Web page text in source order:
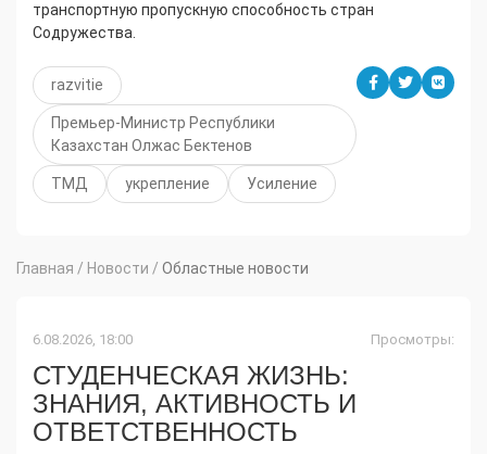
транспортную пропускную способность стран
Содружества.
razvitie
Премьер-Министр Республики
Казахстан Олжас Бектенов
ТМД укрепление Усиление
Главная / Новости / Областные новости
6.08.2026, 18:00 Просмотры:
СТУДЕНЧЕСКАЯ ЖИЗНЬ:
ЗНАНИЯ, АКТИВНОСТЬ И
ОТВЕТСТВЕННОСТЬ